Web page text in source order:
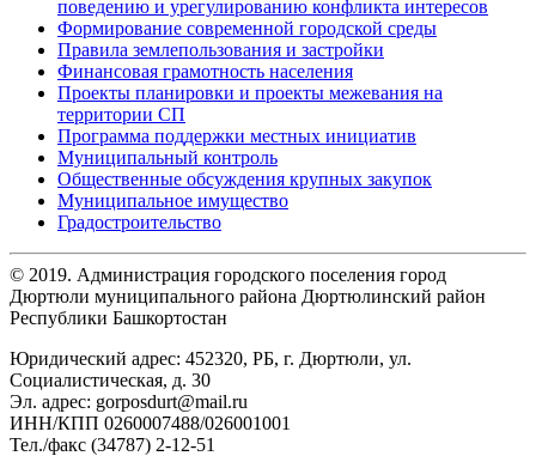
поведению и урегулированию конфликта интересов
Формирование современной городской среды
Правила землепользования и застройки
Финансовая грамотность населения
Проекты планировки и проекты межевания на
территории СП
Программа поддержки местных инициатив
Муниципальный контроль
Общественные обсуждения крупных закупок
Муниципальное имущество
Градостроительство
© 2019. Администрация городского поселения город
Дюртюли муниципального района Дюртюлинский район
Республики Башкортостан
Юридический адрес: 452320, РБ, г. Дюртюли, ул.
Социалистическая, д. 30
Эл. адрес: gorposdurt@mail.ru
ИНН/КПП 0260007488/026001001
Тел./факс (34787) 2-12-51